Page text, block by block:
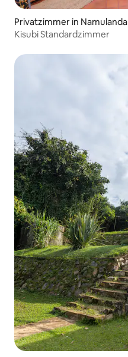
Privatzimmer in Namulanda
Kisubi Standardzimmer